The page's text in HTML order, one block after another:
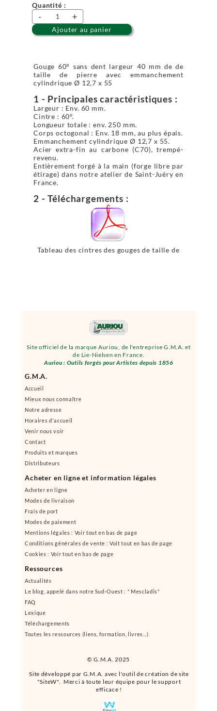
© G.M.A. 2025
Site officiel de la marque Auriou, de l'entreprise G.M.A. et
de Lie-Nielsen en France.
Auriou : Outils forgés pour Artistes depuis 1856
Site développé par G.M.A. avec l'outil de création de site
"SiteW". Merci à toute leur équipe pour le support
efficace !
G.M.A.
Accueil
Mieux nous connaître
Notre adresse
Horaires d'accueil
Venir nous voir
Contact
Produits et marques
Distributeurs
Acheter en ligne et information légales
Acheter en ligne
Modes de livraison
Frais de port
Modes de paiement
Mentions légales : Voir tout en bas de page
Conditions générales de vente : Voit tout en bas de page
Cookies : Voir tout en bas de page
Ressources
Actualités
Le blog, appelé dans notre Sud-Ouest : " Mescladis"
FAQ
Lexique
Téléchargements
Toutes les ressources (liens, formation, livres...)
Quantité :
- +
Ajouter au panier
Gouge 60° sans dent largeur 40 mm de de
taille de pierre avec emmanchement
cylindrique Ø 12,7 x 55
1 - Principales caractéristiques :
Largeur : Env. 60 mm.
Cintre : 60°.
Longueur totale : env. 250 mm.
Corps octogonal : Env. 18 mm, au plus épais.
Emmanchement cylindrique Ø 12,7 x 55.
Acier extra-fin au carbone (C70), trempé-
revenu.
Entièrement forgé à la main (forge libre par
étirage) dans notre atelier de Saint-Juéry en
France.
2 - Téléchargements :
Tableau des cintres des gouges de taille de